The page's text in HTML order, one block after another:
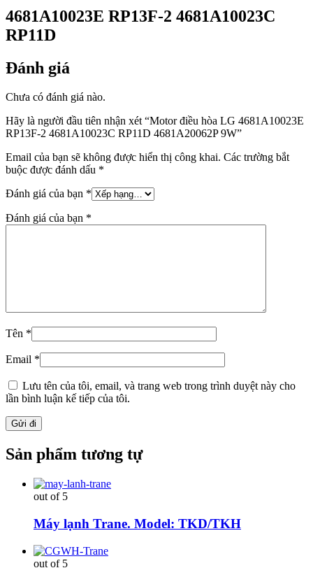
4681A10023E RP13F-2 4681A10023C
RP11D
Đánh giá
Chưa có đánh giá nào.
Hãy là người đầu tiên nhận xét “Motor điều hòa LG 4681A10023E
RP13F-2 4681A10023C RP11D 4681A20062P 9W”
Email của bạn sẽ không được hiển thị công khai. Các trường bắt
buộc được đánh dấu *
Đánh giá của bạn *
Đánh giá của bạn *
Tên *
Email *
Lưu tên của tôi, email, và trang web trong trình duyệt này cho
lần bình luận kế tiếp của tôi.
Sản phẩm tương tự
out of 5
Máy lạnh Trane. Model: TKD/TKH
out of 5